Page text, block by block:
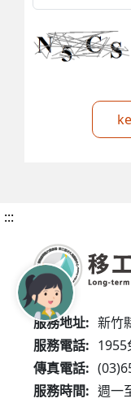
:::
服務地址: 新竹
服務電話: 1955
傳真電話:
服務時間: 週一